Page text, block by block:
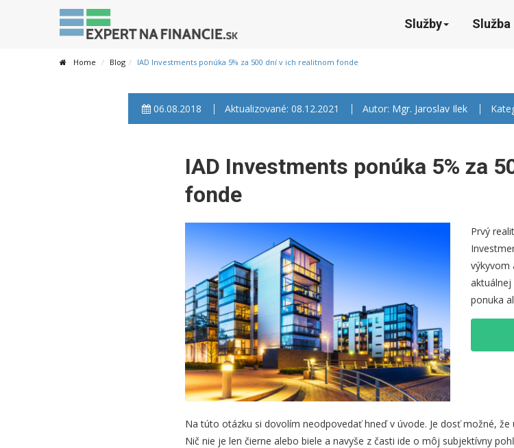
Služby Služba
Home Blog IAD Investments ponúka 5% za 500 dní v ich realitnom fonde
06.08.2018 Aktualizované: 08.12.2021 Autor: Mgr. Jaroslav Ilek
IAD Investments ponúka 5% za
fonde
Prvý
výkyvom
aktuálnej
ponuka
Na túto otázku si dovolím neodpovedať hneď v úvode. Je dosť možné,
Nič nie je len čierne alebo biele a navyše z časti ide o môj subjektívny